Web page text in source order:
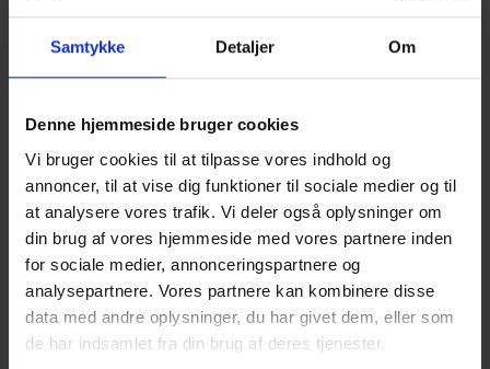
Samtykke Detaljer Om
Denne hjemmeside bruger cookies
Vi bruger cookies til at tilpasse vores indhold og
annoncer, til at vise dig funktioner til sociale medier og til
at analysere vores trafik. Vi deler også oplysninger om
din brug af vores hjemmeside med vores partnere inden
for sociale medier, annonceringspartnere og
analysepartnere. Vores partnere kan kombinere disse
data med andre oplysninger, du har givet dem, eller som
de har indsamlet fra din brug af deres tjenester.
Læs mere Læs mere